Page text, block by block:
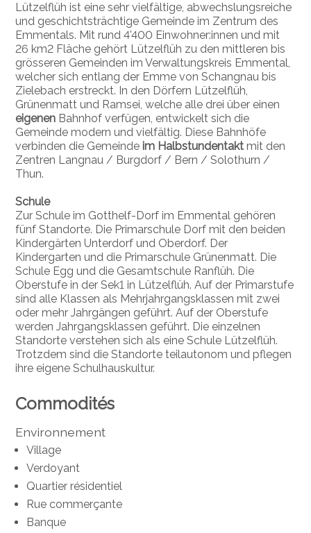
Lützelflüh ist eine sehr vielfältige, abwechslungsreiche
und geschichtsträchtige Gemeinde im Zentrum des
Emmentals. Mit rund 4'400 Einwohner:innen und mit
26 km2 Fläche gehört Lützelflüh zu den mittleren bis
grösseren Gemeinden im Verwaltungskreis Emmental,
welcher sich entlang der Emme von Schangnau bis
Zielebach erstreckt. In den Dörfern Lützelflüh,
Grünenmatt und Ramsei, welche alle drei über einen
eigenen Bahnhof verfügen, entwickelt sich die
Gemeinde modern und vielfältig. Diese Bahnhöfe
verbinden die Gemeinde im Halbstundentakt mit den
Zentren Langnau / Burgdorf / Bern / Solothurn /
Thun.
Schule
Zur Schule im Gotthelf-Dorf im Emmental gehören
fünf Standorte. Die Primarschule Dorf mit den beiden
Kindergärten Unterdorf und Oberdorf. Der
Kindergarten und die Primarschule Grünenmatt. Die
Schule Egg und die Gesamtschule Ranflüh. Die
Oberstufe in der Sek1 in Lützelflüh. Auf der Primarstufe
sind alle Klassen als Mehrjahrgangsklassen mit zwei
oder mehr Jahrgängen geführt. Auf der Oberstufe
werden Jahrgangsklassen geführt. Die einzelnen
Standorte verstehen sich als eine Schule Lützelflüh.
Trotzdem sind die Standorte teilautonom und pflegen
ihre eigene Schulhauskultur.
Commodités
Environnement
Village
Verdoyant
Quartier résidentiel
Rue commerçante
Banque